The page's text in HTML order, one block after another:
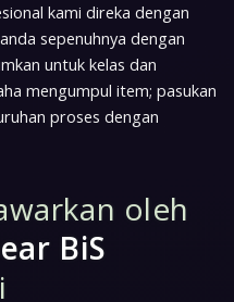
kami direka dengan
sepenuhnya dengan
untuk kelas dan
mengumpul item; pasukan
proses dengan
oleh
BiS